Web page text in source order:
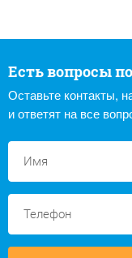
Есть вопросы
Оставьте контакты,
и ответят на все